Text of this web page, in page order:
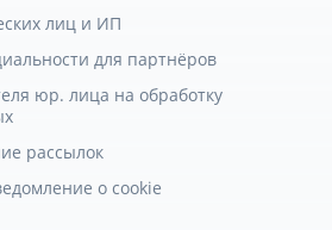
лиц и ИП
для партнёров
юр. лица на обработку
рассылок
о cookie